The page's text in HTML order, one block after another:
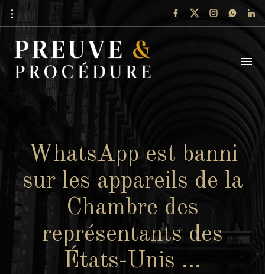
WhatsApp est banni
sur les appareils de la
Chambre des
représentants des
États-Unis …